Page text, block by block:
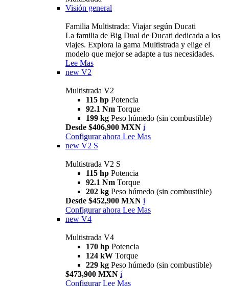
Visión general
Familia Multistrada: Viajar según Ducati
La familia de Big Dual de Ducati dedicada a los
viajes. Explora la gama Multistrada y elige el
modelo que mejor se adapte a tus necesidades.
Lee Mas
new V2
Multistrada V2
115 hp Potencia
92.1 Nm Torque
199 kg Peso húmedo (sin combustible)
Desde $406,900 MXN i
Configurar ahora Lee Mas
new V2 S
Multistrada V2 S
115 hp Potencia
92.1 Nm Torque
202 kg Peso húmedo (sin combustible)
Desde $452,900 MXN i
Configurar ahora Lee Mas
new V4
Multistrada V4
170 hp Potencia
124 kW Torque
229 kg Peso húmedo (sin combustible)
$473,900 MXN i
Configurar Lee Mas